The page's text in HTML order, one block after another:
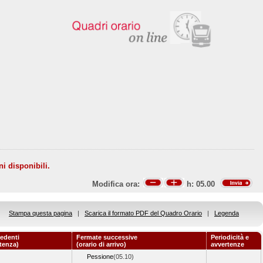
disponibili.
Modifica ora: h: 05.00
Stampa questa pagina | Scarica il formato PDF del Quadro Orario | Legenda
Fermate successive
(orario di arrivo)
Periodicità e
avvertenze
Pessione(05.10)